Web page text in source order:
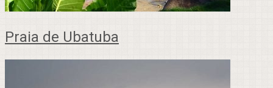
Praia de Ubatuba